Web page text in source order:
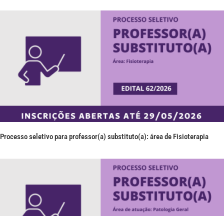
Processo seletivo para professor(a) substituto(a): área de Fisioterapia